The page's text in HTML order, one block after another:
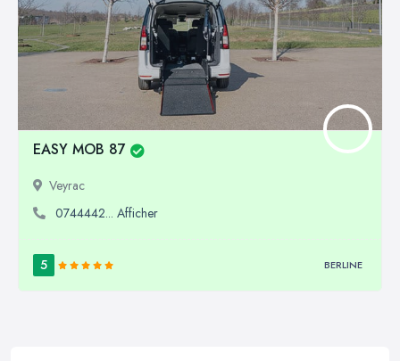
EASY MOB 87
Veyrac
0744442... Afficher
5 BERLINE